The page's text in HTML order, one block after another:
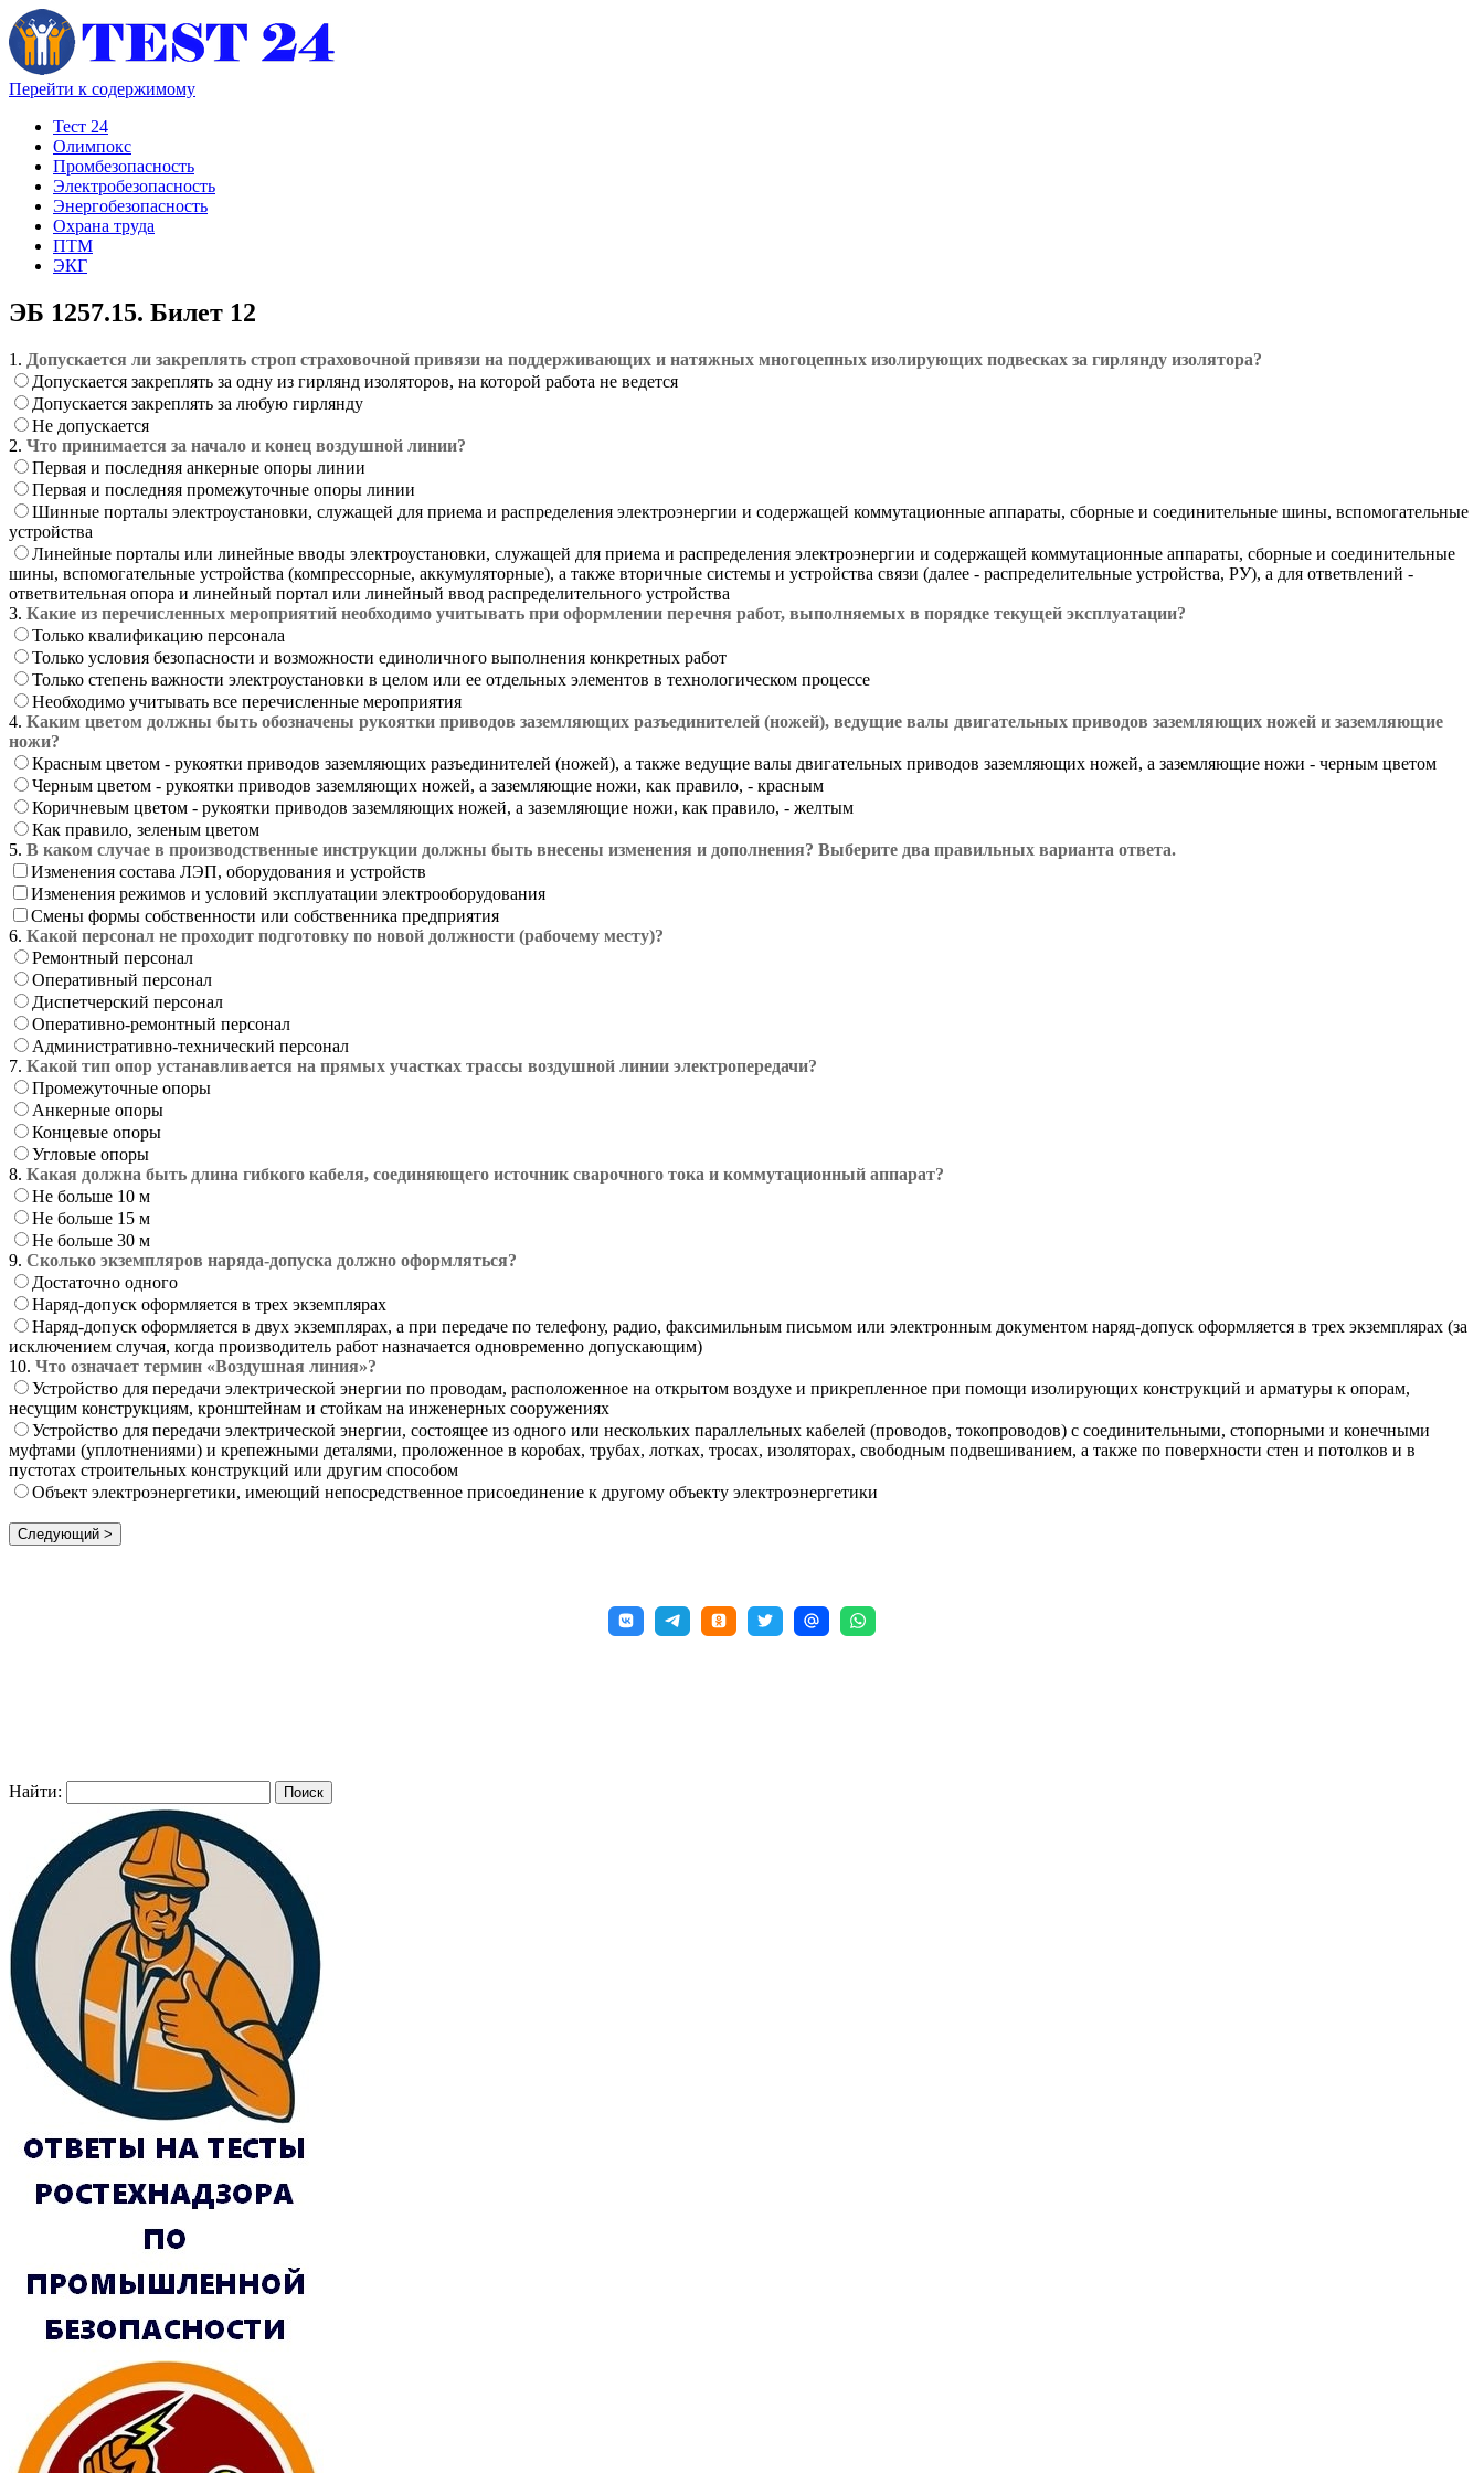
Перейти к содержимому
Тест 24
Олимпокс
Промбезопасность
Электробезопасность
Энергобезопасность
Охрана труда
ПТМ
ЭКГ
ЭБ 1257.15. Билет 12
1. Допускается ли закреплять строп страховочной привязи на поддерживающих и натяжных многоцепных изолирующих подвесках за гирлянду изолятора?
Допускается закреплять за одну из гирлянд изоляторов, на которой работа не ведется
Допускается закреплять за любую гирлянду
Не допускается
2. Что принимается за начало и конец воздушной линии?
Первая и последняя анкерные опоры линии
Первая и последняя промежуточные опоры линии
Шинные порталы электроустановки, служащей для приема и распределения электроэнергии и содержащей коммутационные аппараты, сборные и соединительные шины, вспомогательные
устройства
Линейные порталы или линейные вводы электроустановки, служащей для приема и распределения электроэнергии и содержащей коммутационные аппараты, сборные и соединительные
шины, вспомогательные устройства (компрессорные, аккумуляторные), а также вторичные системы и устройства связи (далее - распределительные устройства, РУ), а для ответвлений -
ответвительная опора и линейный портал или линейный ввод распределительного устройства
3. Какие из перечисленных мероприятий необходимо учитывать при оформлении перечня работ, выполняемых в порядке текущей эксплуатации?
Только квалификацию персонала
Только условия безопасности и возможности единоличного выполнения конкретных работ
Только степень важности электроустановки в целом или ее отдельных элементов в технологическом процессе
Необходимо учитывать все перечисленные мероприятия
4. Каким цветом должны быть обозначены рукоятки приводов заземляющих разъединителей (ножей), ведущие валы двигательных приводов заземляющих ножей и заземляющие
ножи?
Красным цветом - рукоятки приводов заземляющих разъединителей (ножей), а также ведущие валы двигательных приводов заземляющих ножей, а заземляющие ножи - черным цветом
Черным цветом - рукоятки приводов заземляющих ножей, а заземляющие ножи, как правило, - красным
Коричневым цветом - рукоятки приводов заземляющих ножей, а заземляющие ножи, как правило, - желтым
Как правило, зеленым цветом
5. В каком случае в производственные инструкции должны быть внесены изменения и дополнения? Выберите два правильных варианта ответа.
Изменения состава ЛЭП, оборудования и устройств
Изменения режимов и условий эксплуатации электрооборудования
Смены формы собственности или собственника предприятия
6. Какой персонал не проходит подготовку по новой должности (рабочему месту)?
Ремонтный персонал
Оперативный персонал
Диспетчерский персонал
Оперативно-ремонтный персонал
Административно-технический персонал
7. Какой тип опор устанавливается на прямых участках трассы воздушной линии электропередачи?
Промежуточные опоры
Анкерные опоры
Концевые опоры
Угловые опоры
8. Какая должна быть длина гибкого кабеля, соединяющего источник сварочного тока и коммутационный аппарат?
Не больше 10 м
Не больше 15 м
Не больше 30 м
9. Сколько экземпляров наряда-допуска должно оформляться?
Достаточно одного
Наряд-допуск оформляется в трех экземплярах
Наряд-допуск оформляется в двух экземплярах, а при передаче по телефону, радио, факсимильным письмом или электронным документом наряд-допуск оформляется в трех экземплярах (за
исключением случая, когда производитель работ назначается одновременно допускающим)
10. Что означает термин «Воздушная линия»?
Устройство для передачи электрической энергии по проводам, расположенное на открытом воздухе и прикрепленное при помощи изолирующих конструкций и арматуры к опорам,
несущим конструкциям, кронштейнам и стойкам на инженерных сооружениях
Устройство для передачи электрической энергии, состоящее из одного или нескольких параллельных кабелей (проводов, токопроводов) с соединительными, стопорными и конечными
муфтами (уплотнениями) и крепежными деталями, проложенное в коробах, трубах, лотках, тросах, изоляторах, свободным подвешиванием, а также по поверхности стен и потолков и в
пустотах строительных конструкций или другим способом
Объект электроэнергетики, имеющий непосредственное присоединение к другому объекту электроэнергетики
Найти: